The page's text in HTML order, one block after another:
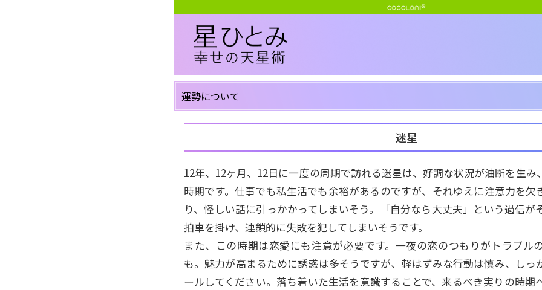
運勢について
迷星
12年、12ヶ月、12日に一度の周期で訪れる迷星は、好調な状況が油断を生み
時期です。仕事でも私生活でも余裕があるのですが、それゆえに注意力を欠
り、怪しい話に引っかかってしまいそう。「自分なら大丈夫」という過信が
拍車を掛け、連鎖的に失敗を犯してしまいそうです。
また、この時期は恋愛にも注意が必要です。一夜の恋のつもりがトラブル
も。魅力が高まるために誘惑は多そうですが、軽はずみな行動は慎み、しっ
ールしてください。落ち着いた生活を意識することで、来るべき実りの時期